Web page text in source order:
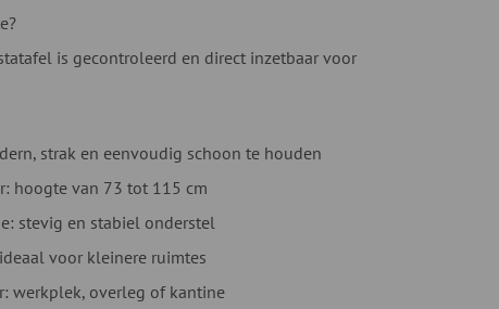
is gecontroleerd en direct inzetbaar voor
strak en eenvoudig schoon te houden
hoogte van 73 tot 115 cm
stevig en stabiel onderstel
voor kleinere ruimtes
werkplek, overleg of kantine